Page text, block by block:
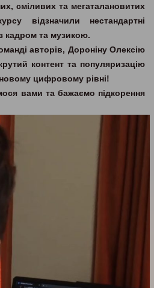
сміливих та мегаталановитих
відзначили нестандартні
кадром та музикою.
авторів, Дороніну Олексію
контент та популяризацію
цифровому рівні!
вами та бажаємо підкорення